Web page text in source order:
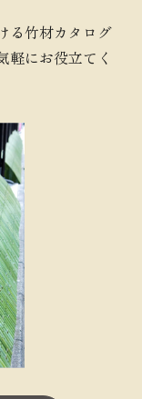
る竹材カタログ
軽にお役立てく